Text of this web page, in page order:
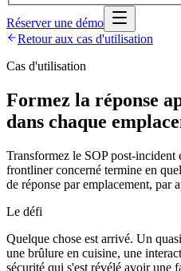
Réserver une démo
Retour aux cas d'utilisation
Cas d'utilisation
Formez la réponse
dans chaque
Transformez le SOP post-
frontliner concerné termine en
de réponse par emplacement, par
Le défi
Quelque chose est arrivé. Un
une brûlure en cuisine, une
sécurité qui s'est révélé avoir une